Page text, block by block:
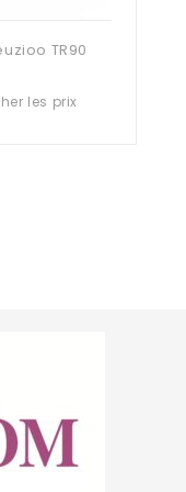
TR90
les prix